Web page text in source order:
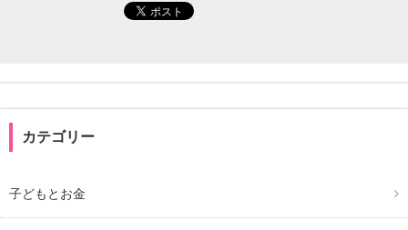
カテゴリー
子どもとお金